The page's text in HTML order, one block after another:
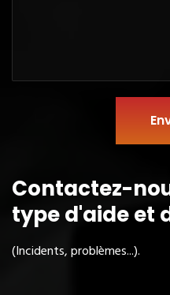
Contactez-
typed'aide et
(Incidents, problèmes...).